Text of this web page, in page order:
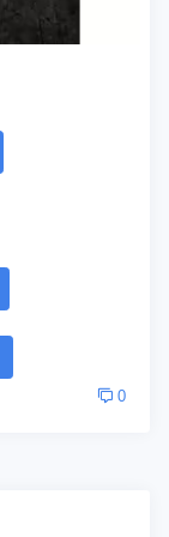
0